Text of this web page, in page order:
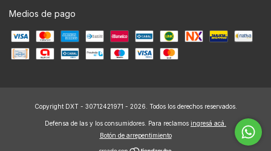
Medios de pago
Copyright DXT - 30712421971 - 2026. Todos los derechos reservados.
Defensa de las y los consumidores. Para reclamos ingresá acá.
Botón de arrepentimiento